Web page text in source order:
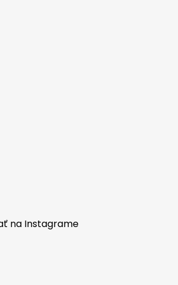
na Instagrame